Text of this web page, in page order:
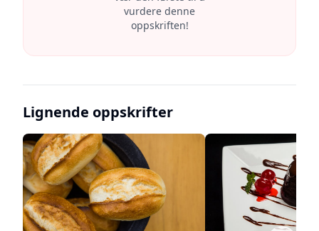
vurdere denne
oppskriften!
Lignende oppskrifter